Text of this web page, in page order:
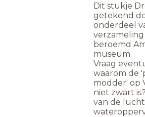
Dit stukje
getekend
onderdeel
beroemd
museum.
Vraag
waarom de
modder' op
niet zwart
van de